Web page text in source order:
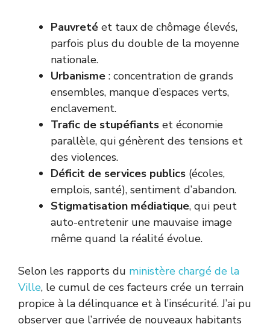
Pauvreté et taux de chômage élevés,
parfois plus du double de la moyenne
nationale.
Urbanisme : concentration de grands
ensembles, manque d’espaces verts,
enclavement.
Trafic de stupéfiants et économie
parallèle, qui génèrent des tensions et
des violences.
Déficit de services publics (écoles,
emplois, santé), sentiment d’abandon.
Stigmatisation médiatique, qui peut
auto-entretenir une mauvaise image
même quand la réalité évolue.
Selon les rapports du ministère chargé de la
Ville, le cumul de ces facteurs crée un terrain
propice à la délinquance et à l’insécurité. J’ai pu
observer que l’arrivée de nouveaux habitants